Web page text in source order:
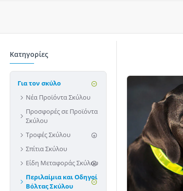
Κατηγορίες
Για τον σκύλο
Νέα Προϊόντα Σκύλου
Προσφορές σε Προϊόντα
Σκύλου
Τροφές Σκύλου
Σπίτια Σκύλου
Είδη Μεταφοράς Σκύλου
Περιλαίμια και Οδηγοί
Βόλτας Σκύλου